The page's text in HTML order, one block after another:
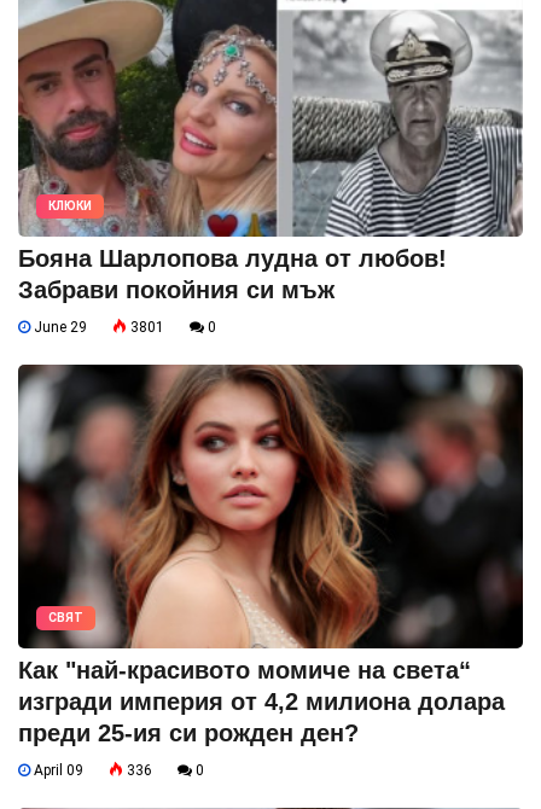
КЛЮКИ
Бояна Шарлопова лудна от любов!
Забрави покойния си мъж
June 29 3801 0
СВЯТ
Как "най-красивото момиче на света“
изгради империя от 4,2 милиона долара
преди 25-ия си рожден ден?
April 09 336 0